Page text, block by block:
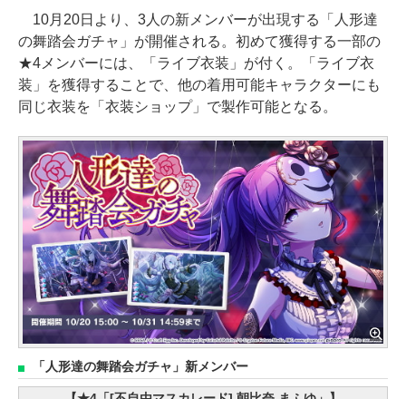
10月20日より、3人の新メンバーが出現する「人形達
の舞踏会ガチャ」が開催される。初めて獲得する一部の
★4メンバーには、「ライブ衣装」が付く。「ライブ衣
装」を獲得することで、他の着用可能キャラクターにも
同じ衣装を「衣装ショップ」で製作可能となる。
「人形達の舞踏会ガチャ」新メンバー